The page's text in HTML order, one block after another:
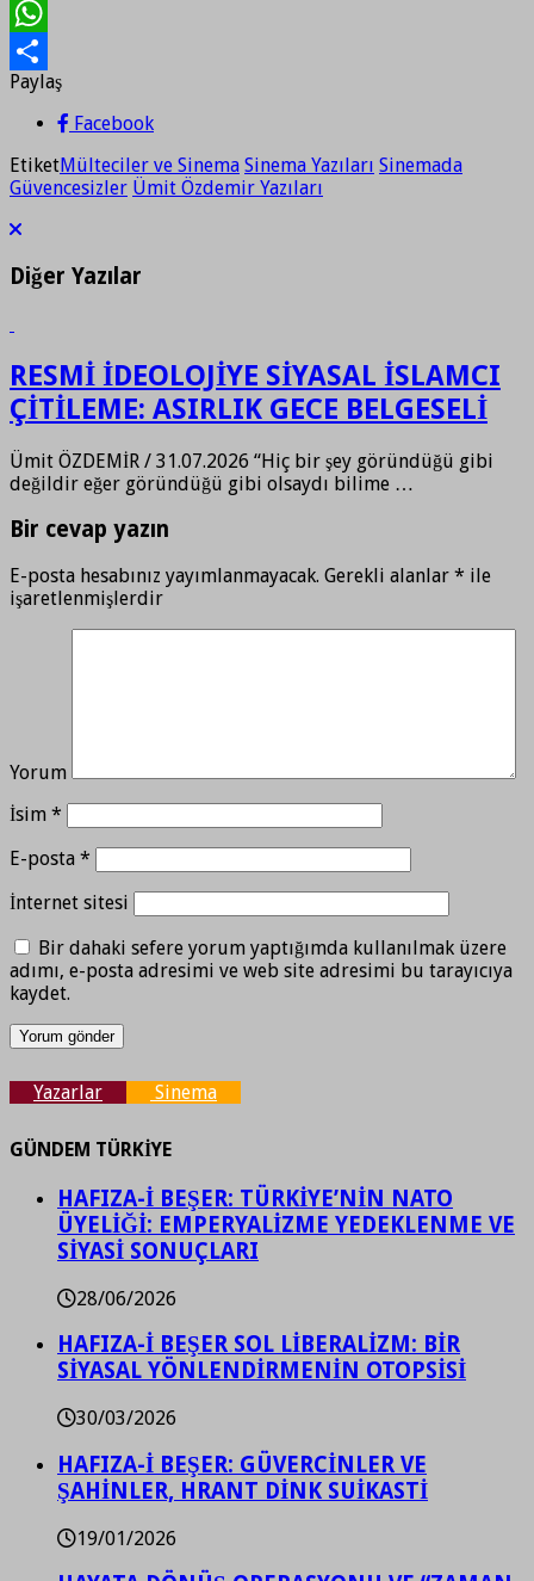
Print
WhatsApp
Paylaş
Paylaş
Facebook
EtiketMülteciler ve Sinema Sinema Yazıları Sinemada
Güvencesizler Ümit Özdemir Yazıları
Diğer Yazılar
RESMİ İDEOLOJİYE SİYASAL İSLAMCI
ÇİTİLEME: ASIRLIK GECE BELGESELİ
Ümit ÖZDEMİR / 31.07.2026 “Hiç bir şey göründüğü gibi
değildir eğer göründüğü gibi olsaydı bilime …
Bir cevap yazın
E-posta hesabınız yayımlanmayacak. Gerekli alanlar * ile
işaretlenmişlerdir
Yorum
İsim *
E-posta *
İnternet sitesi
Bir dahaki sefere yorum yaptığımda kullanılmak üzere
adımı, e-posta adresimi ve web site adresimi bu tarayıcıya
kaydet.
Yazarlar Sinema
GÜNDEM TÜRKİYE
HAFIZA-İ BEŞER: TÜRKİYE’NİN NATO
ÜYELİĞİ: EMPERYALİZME YEDEKLENME VE
SİYASİ SONUÇLARI
28/06/2026
HAFIZA-İ BEŞER SOL LİBERALİZM: BİR
SİYASAL YÖNLENDİRMENİN OTOPSİSİ
30/03/2026
HAFIZA-İ BEŞER: GÜVERCİNLER VE
ŞAHİNLER, HRANT DİNK SUİKASTİ
19/01/2026